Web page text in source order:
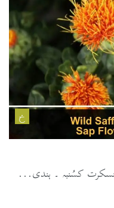
خ
کسُنبہ ۔ ہندی...